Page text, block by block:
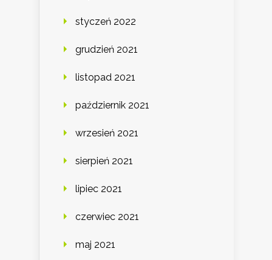
styczeń 2022
grudzień 2021
listopad 2021
październik 2021
wrzesień 2021
sierpień 2021
lipiec 2021
czerwiec 2021
maj 2021